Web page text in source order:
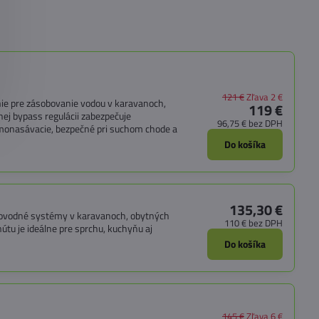
pre zásobovanie vodou v karavanoch,
bypass regulácii zabezpečuje
bezpečné pri suchom chode a
119 €
96,75 € bez DPH
121 €Zľava 2 €
Do košíka
systémy v karavanoch, obytných
je ideálne pre sprchu, kuchyňu aj
135,30 €
110 € bez DPH
Do košíka
145 €Zľava 6 €